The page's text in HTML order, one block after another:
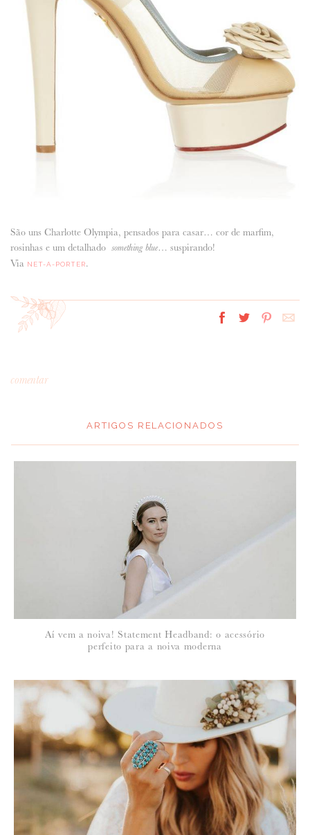
São uns Charlotte Olympia, pensados para casar… cor de marfim,
rosinhas e um detalhado something blue… suspirando!
Via
NET-A-PORTER.
comentar
Para saber como tratamos e protegemos os seus dados, leia a nossa
política de privacidade
ARTIGOS RELACIONADOS
Aí vem a noiva! Statement Headband: o acessório
perfeito para a noiva moderna